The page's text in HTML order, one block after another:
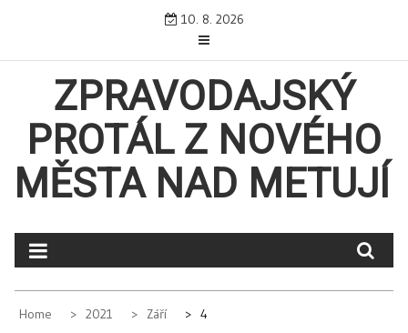
10. 8. 2026
ZPRAVODAJSKÝ
PROTÁL Z NOVÉHO
MĚSTA NAD METUJÍ
Home 2021 Září 4